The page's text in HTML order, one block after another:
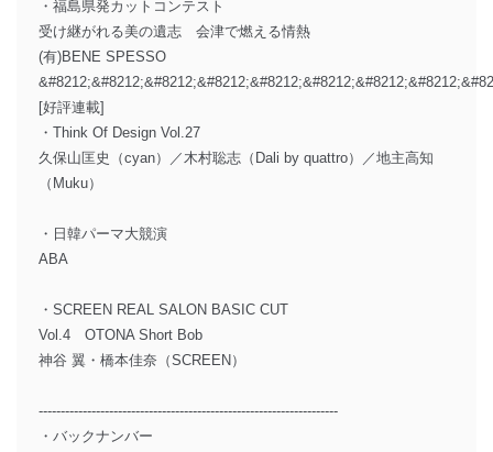
・福島県発カットコンテスト
受け継がれる美の遺志 会津で燃える情熱
(有)BENE SPESSO
[好評連載]
・Think Of Design Vol.27
久保山匡史（cyan）／木村聡志（Dali by quattro）／地主高知
（Muku）
・日韓パーマ大競演
ABA
・SCREEN REAL SALON BASIC CUT
Vol.4 OTONA Short Bob
神谷 翼・橋本佳奈（SCREEN）
--------------------------------------------------------------------
・バックナンバー